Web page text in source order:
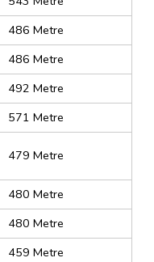
486 Metre
486 Metre
492 Metre
571 Metre
479 Metre
480 Metre
480 Metre
459 Metre